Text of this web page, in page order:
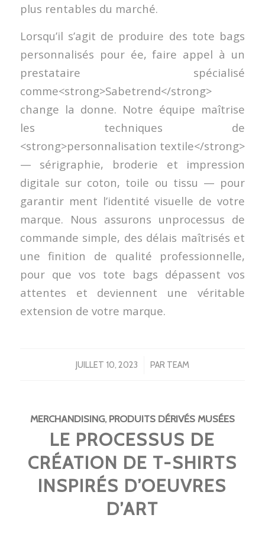
plus rentables du marché.
Lorsqu’il s’agit de produire des tote bags
personnalisés pour ée, faire appel à un
prestataire spécialisé
comme<strong>Sabetrend</strong>
change la donne. Notre équipe maîtrise
les techniques de
<strong>personnalisation textile</strong>
— sérigraphie, broderie et impression
digitale sur coton, toile ou tissu — pour
garantir ment l’identité visuelle de votre
marque. Nous assurons unprocessus de
commande simple, des délais maîtrisés et
une finition de qualité professionnelle,
pour que vos tote bags dépassent vos
attentes et deviennent une véritable
extension de votre marque.
JUILLET 10, 2023
/ PAR TEAM
MERCHANDISING, PRODUITS DÉRIVÉS MUSÉES
LE PROCESSUS DE
CRÉATION DE T-SHIRTS
INSPIRÉS D’OEUVRES
D’ART